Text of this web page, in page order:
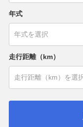
年式
走行距離（km）